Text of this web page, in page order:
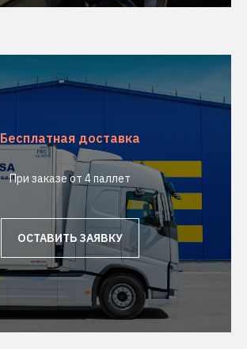
Бесплатная доставка
При заказе от 4 паллет
ОСТАВИТЬ ЗАЯВКУ